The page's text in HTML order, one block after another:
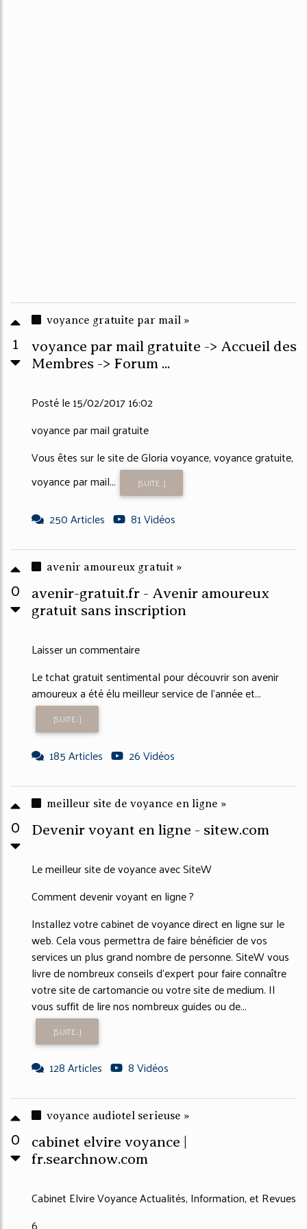
1
voyance gratuite par mail »
voyance par mail gratuite -> Accueil des
Membres -> Forum ...
Posté le 15/02/2017 16:02
voyance par mail gratuite
Vous êtes sur le site de Gloria voyance, voyance gratuite,
voyance par mail...
[SUITE...]
250 Articles 81 Vidéos
0
avenir amoureux gratuit »
avenir-gratuit.fr - Avenir amoureux
gratuit sans inscription
Laisser un commentaire
Le tchat gratuit sentimental pour découvrir son avenir
amoureux a été élu meilleur service de l'année et...
[SUITE...]
185 Articles 26 Vidéos
0
meilleur site de voyance en ligne »
Devenir voyant en ligne - sitew.com
Le meilleur site de voyance avec SiteW
Comment devenir voyant en ligne ?
Installez votre cabinet de voyance direct en ligne sur le
web. Cela vous permettra de faire bénéficier de vos
services un plus grand nombre de personne. SiteW vous
livre de nombreux conseils d'expert pour faire connaître
votre site de cartomancie ou votre site de medium. Il
vous suffit de lire nos nombreux guides ou de...
[SUITE...]
128 Articles 8 Vidéos
0
voyance audiotel serieuse »
cabinet elvire voyance |
fr.searchnow.com
Cabinet Elvire Voyance Actualités, Information, et Revues